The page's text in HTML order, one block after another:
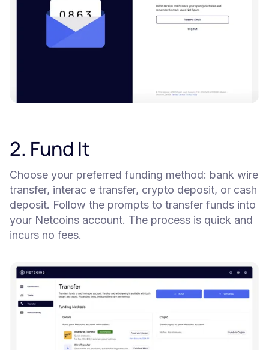
2. Fund It
Choose your preferred funding method: bank wire
transfer, interac e transfer, crypto deposit, or cash
deposit. Follow the prompts to transfer funds into
your Netcoins account. The process is quick and
incurs no fees.